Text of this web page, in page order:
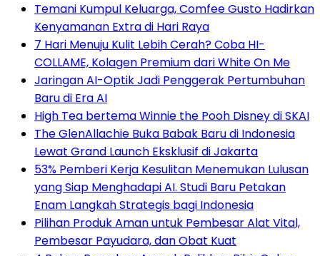
Temani Kumpul Keluarga, Comfee Gusto Hadirkan
Kenyamanan Extra di Hari Raya
7 Hari Menuju Kulit Lebih Cerah? Coba HI-
COLLAME, Kolagen Premium dari White On Me
Jaringan AI-Optik Jadi Penggerak Pertumbuhan
Baru di Era AI
High Tea bertema Winnie the Pooh Disney di SKAI
The GlenAllachie Buka Babak Baru di Indonesia
Lewat Grand Launch Eksklusif di Jakarta
53% Pemberi Kerja Kesulitan Menemukan Lulusan
yang Siap Menghadapi AI. Studi Baru Petakan
Enam Langkah Strategis bagi Indonesia
Pilihan Produk Aman untuk Pembesar Alat Vital,
Pembesar Payudara, dan Obat Kuat